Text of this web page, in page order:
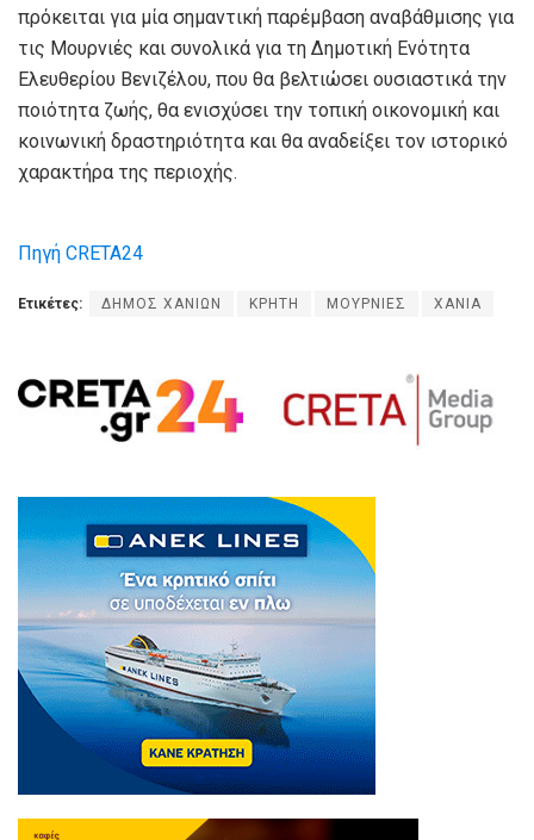
πρόκειται για μία σημαντική παρέμβαση αναβάθμισης για
τις Μουρνιές και συνολικά για τη Δημοτική Ενότητα
Ελευθερίου Βενιζέλου, που θα βελτιώσει ουσιαστικά την
ποιότητα ζωής, θα ενισχύσει την τοπική οικονομική και
κοινωνική δραστηριότητα και θα αναδείξει τον ιστορικό
χαρακτήρα της περιοχής.
Πηγή CRETA24
Ετικέτες: ΔΗΜΟΣ ΧΑΝΙΩΝ ΚΡΗΤΗ ΜΟΥΡΝΙΕΣ ΧΑΝΙΑ